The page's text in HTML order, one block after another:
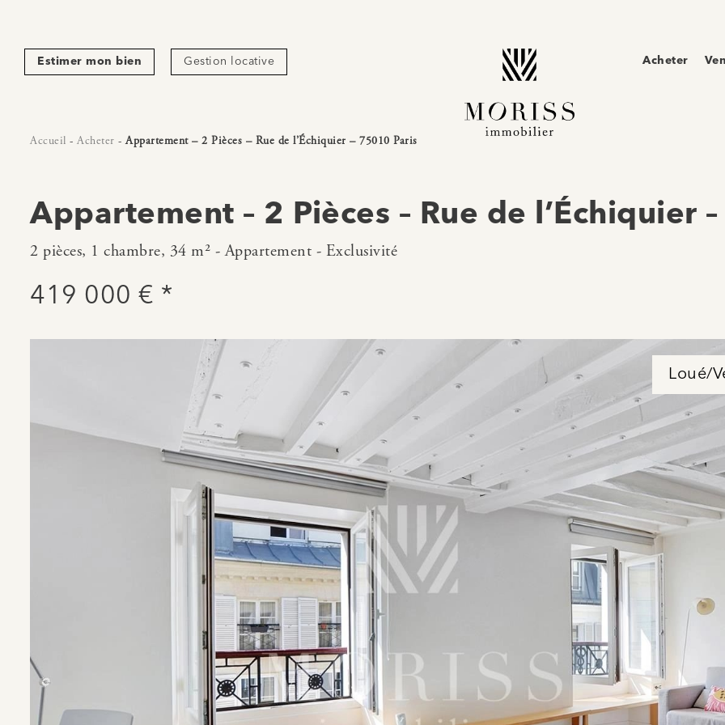
Estimer mon bien Gestion locative Acheter
Accueil - Acheter -Appartement – 2 Pièces – Rue de l’Échiquier – 75010 Paris
Appartement – 2 Pièces – Rue de l’Échiquier
2 pièces, 1 chambre, 34 m² - Appartement - Exclusivité
419 000 € *
Loué/